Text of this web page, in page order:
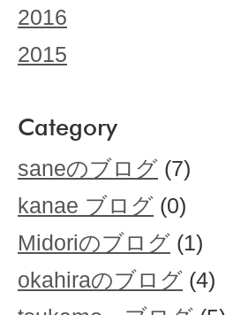
2016
2015
Category
saneのブログ (7)
kanae ブログ (0)
Midoriのブログ (1)
okahiraのブログ (4)